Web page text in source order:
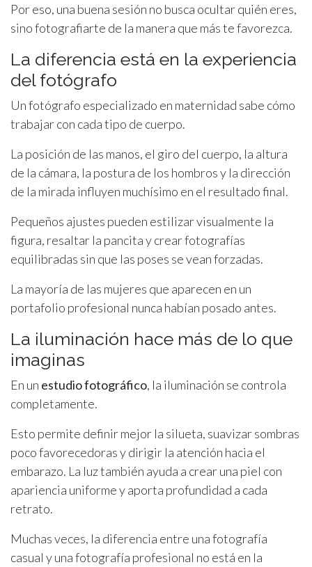
Por eso, una buena sesión no busca ocultar quién eres,
sino fotografiarte de la manera que más te favorezca.
La diferencia está en la experiencia
del fotógrafo
Un fotógrafo especializado en maternidad sabe cómo
trabajar con cada tipo de cuerpo.
La posición de las manos, el giro del cuerpo, la altura
de la cámara, la postura de los hombros y la dirección
de la mirada influyen muchísimo en el resultado final.
Pequeños ajustes pueden estilizar visualmente la
figura, resaltar la pancita y crear fotografías
equilibradas sin que las poses se vean forzadas.
La mayoría de las mujeres que aparecen en un
portafolio profesional nunca habían posado antes.
La iluminación hace más de lo que
imaginas
En un estudio fotográfico, la iluminación se controla
completamente.
Esto permite definir mejor la silueta, suavizar sombras
poco favorecedoras y dirigir la atención hacia el
embarazo. La luz también ayuda a crear una piel con
apariencia uniforme y aporta profundidad a cada
retrato.
Muchas veces, la diferencia entre una fotografía
casual y una fotografía profesional no está en la